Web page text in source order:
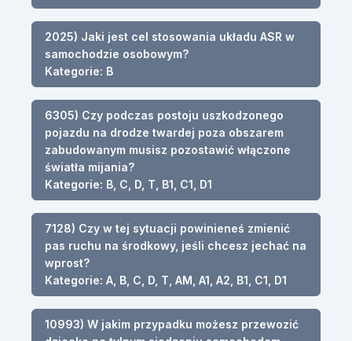
2025) Jaki jest cel stosowania układu ASR w
samochodzie osobowym?
Kategorie: B
6305) Czy podczas postoju uszkodzonego
pojazdu na drodze twardej poza obszarem
zabudowanym musisz pozostawić włączone
światła mijania?
Kategorie: B, C, D, T, B1, C1, D1
7128) Czy w tej sytuacji powinieneś zmienić
pas ruchu na środkowy, jeśli chcesz jechać na
wprost?
Kategorie: A, B, C, D, T, AM, A1, A2, B1, C1, D1
10993) W jakim przypadku możesz przewozić